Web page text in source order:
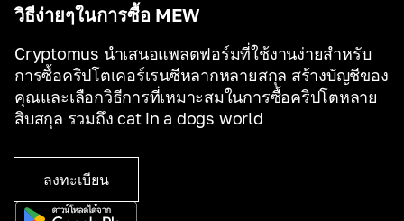
วิธีง่ายๆในการซื้อ MEW
Cryptomus นำเสนอแพลตฟอร์มที่ใช้งานง่ายสำหรับ
การซื้อคริปโตเคอร์เรนซีหลากหลายสกุล สร้างบัญชีของ
คุณและเลือกวิธีการที่เหมาะสมในการซื้อคริปโตหลาย
สิบสกุล รวมถึง cat in a dogs world
ลงทะเบียน